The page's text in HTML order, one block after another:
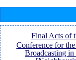
[Final Acts of
Conference for
Broadcasting